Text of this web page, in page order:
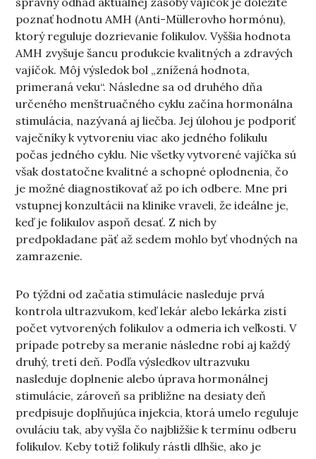
poznať hodnotu AMH (Anti-Müllerovho hormónu),
ktorý reguluje dozrievanie folikulov. Vyššia hodnota
AMH zvyšuje šancu produkcie kvalitných a zdravých
vajíčok. Môj výsledok bol „znížená hodnota,
primeraná veku“. Následne sa od druhého dňa
určeného menštruačného cyklu začína hormonálna
stimulácia, nazývaná aj liečba. Jej úlohou je podporiť
vaječníky k vytvoreniu viac ako jedného folikulu
počas jedného cyklu. Nie všetky vytvorené vajíčka sú
však dostatočne kvalitné a schopné oplodnenia, čo
je možné diagnostikovať až po ich odbere. Mne pri
vstupnej konzultácii na klinike vraveli, že ideálne je,
keď je folikulov aspoň desať. Z nich by
predpokladane päť až sedem mohlo byť vhodných na
zamrazenie.
Po týždni od začatia stimulácie nasleduje prvá
kontrola ultrazvukom, keď lekár alebo lekárka zistí
počet vytvorených folikulov a odmeria ich veľkosti. V
prípade potreby sa meranie následne robí aj každý
druhý, tretí deň. Podľa výsledkov ultrazvuku
nasleduje doplnenie alebo úprava hormonálnej
stimulácie, zároveň sa približne na desiaty deň
predpisuje doplňujúca injekcia, ktorá umelo reguluje
ovuláciu tak, aby vyšla čo najbližšie k termínu odberu
folikulov. Keby totiž folikuly rástli dlhšie, ako je